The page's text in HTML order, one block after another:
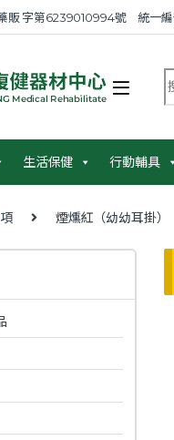
販 字第6239010994號 統一
生活保健 行動輔具
煙燻紅（幼幼耳掛）